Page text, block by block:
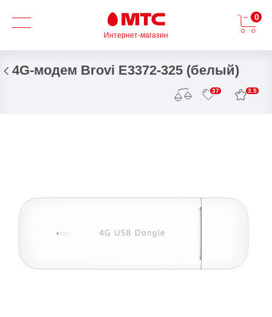
Интернет-магазин
0
4G-модем Brovi E3372-325 (белый)
37 3.5